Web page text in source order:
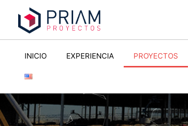
INICIO EXPERIENCIA PROYECTOS